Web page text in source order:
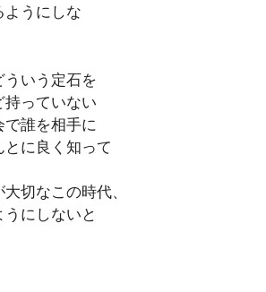
ようにしな
いう定石を
持っていない
誰を相手に
に良く知って
切なこの時代、
にしないと